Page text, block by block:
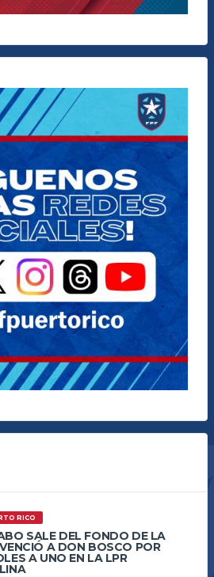
RICO
SALE DEL FONDO DE LA
A DON BOSCO POR
A UNO EN LA LPR